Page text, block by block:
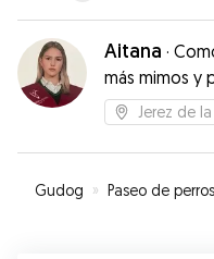
Aitana ·
más mimos y
Jerez de
Gudog » Paseo de perros